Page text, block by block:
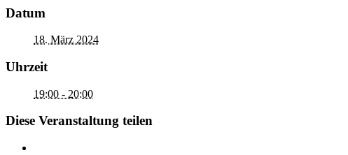
Datum
18. März 2024
Uhrzeit
19:00 - 20:00
Diese Veranstaltung teilen